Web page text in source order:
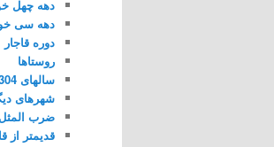
دهه چهل
دهه سی
دوره قاجار
روستاها
سالهای 1304-1320
شهرهای
ضرب
قدیمتر از